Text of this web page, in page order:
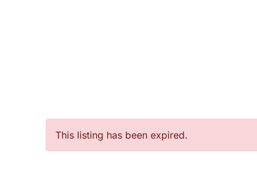
This listing has been expired.